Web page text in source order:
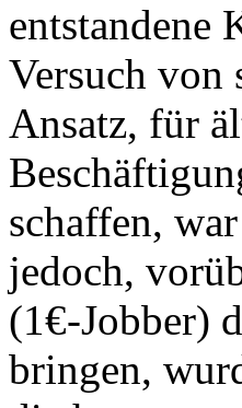
entstandene
Versuch von
Ansatz, für
schaffen,
jedoch,
(1€-Jobber)
bringen,